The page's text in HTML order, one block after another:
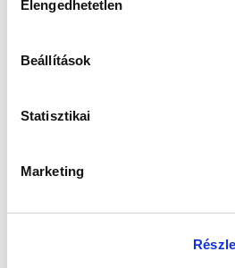
kiválasztása
Elengedhetetlen
Beállítások
Statisztikai
Marketing